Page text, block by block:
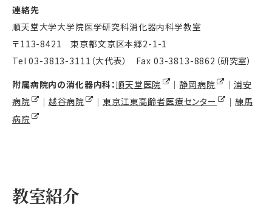
連絡先
順天堂大学大学院医学研究科消化器内科学教室
〒113-8421 東京都文京区本郷2-1-1
Tel 03-3813-3111（大代表） Fax 03-3813-8862（研究室）
附属病院内の消化器内科： 順天堂医院 ｜静岡病院 ｜ 浦安
病院
｜ 越谷病院 ｜東京江東高齢者医療センター ｜練馬
病院
教室紹介